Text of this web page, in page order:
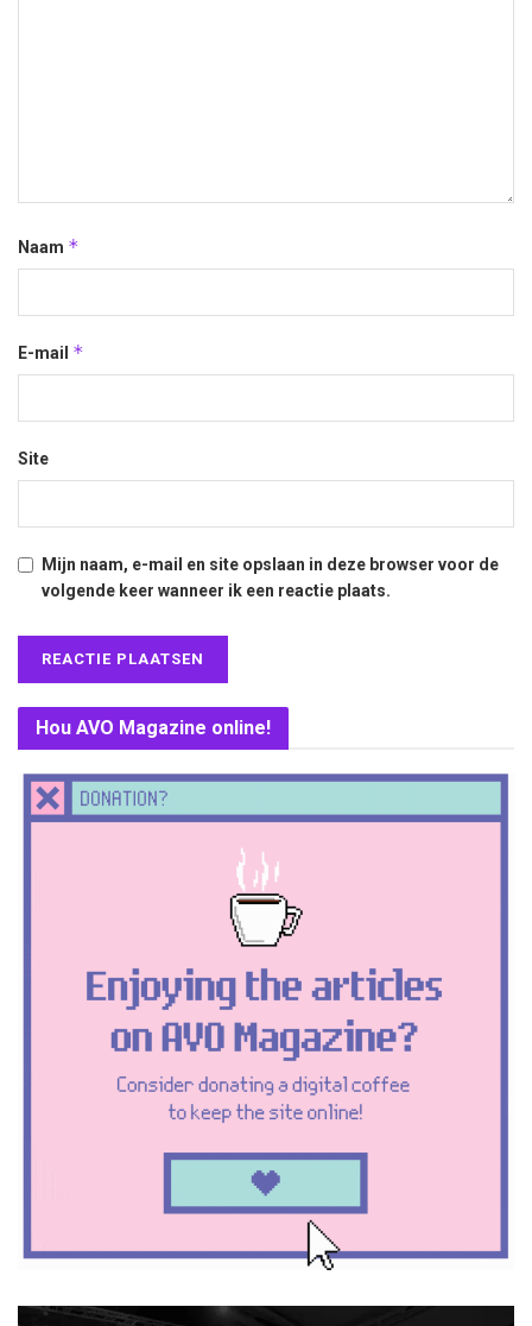
Naam *
E-mail *
Site
Mijn naam, e-mail en site opslaan in deze browser voor de
volgende keer wanneer ik een reactie plaats.
Hou AVO Magazine online!